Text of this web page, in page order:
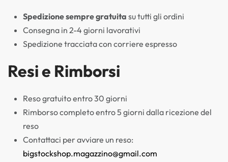
Spedizione sempre gratuita su tutti gli ordini
Consegna in 2-4 giorni lavorativi
Spedizione tracciata con corriere espresso
Resi e Rimborsi
Reso gratuito entro 30 giorni
Rimborso completo entro 5 giorni dalla ricezione del
reso
Contattaci per avviare un reso:
bigstockshop.magazzino@gmail.com